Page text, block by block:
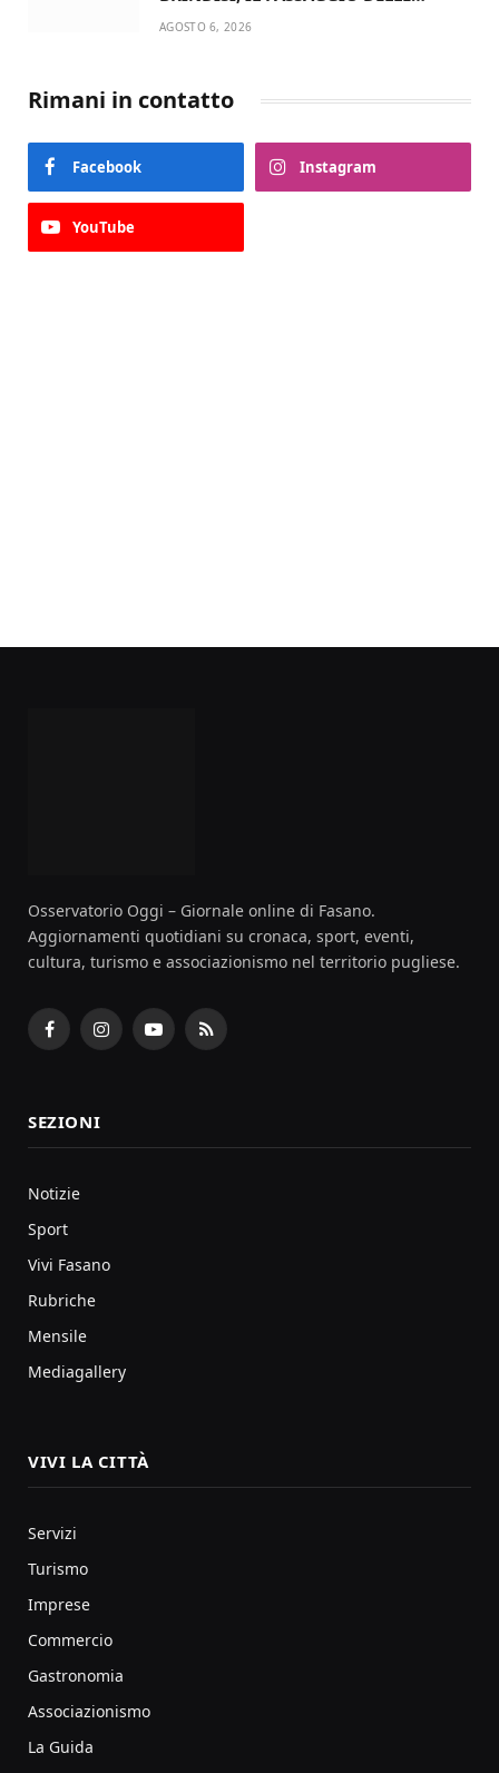
CONSEGNE RINNOVA UN’AMICIZIA
AGOSTO 6, 2026
Rimani in contatto
Facebook Instagram
YouTube
Osservatorio Oggi – Giornale online di Fasano.
Aggiornamenti quotidiani su cronaca, sport, eventi,
cultura, turismo e associazionismo nel territorio pugliese.
FacebookInstagramYouTubeRSS
SEZIONI
Notizie
Sport
Vivi Fasano
Rubriche
Mensile
Mediagallery
VIVI LA CITTÀ
Servizi
Turismo
Imprese
Commercio
Gastronomia
Associazionismo
La Guida